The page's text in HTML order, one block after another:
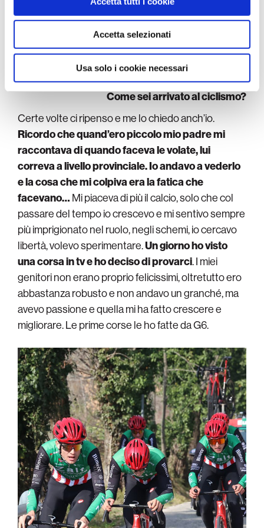
pubblicità e social media, i quali potrebbero combinarle
con altre informazioni che ha fornito loro o che hanno
raccolto dal suo utilizzo dei loro servizi.
Accetta selezionati
Usa solo i cookie necessari
Toscana. Avrei provato a fare lo stesso nelle corse
di Pozzato a fine stagione scorsa, ma sono stato
messo K.O. da un virus intestinale e così ho perso
una bella occasione.
Come sei arrivato al ciclismo?
Certe volte ci ripenso e me lo chiedo anch’io.
Ricordo che quand’ero piccolo mio padre mi
raccontava di quando faceva le volate, lui
correva a livello provinciale. Io andavo a vederlo
e la cosa che mi colpiva era la fatica che
facevano… Mi piaceva di più il calcio, solo che col
passare del tempo io crescevo e mi sentivo sempre
più imprigionato nel ruolo, negli schemi, io cercavo
libertà, volevo sperimentare.Un giorno ho visto
una corsa in tv e ho deciso di provarci. I miei
genitori non erano proprio felicissimi, oltretutto ero
abbastanza robusto e non andavo un granché, ma
avevo passione e quella mi ha fatto crescere e
migliorare. Le prime corse le ho fatte da G6.